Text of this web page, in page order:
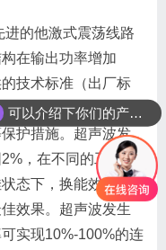
的他激式震荡线路
在输出功率增加
技术标准（出厂标
超声波发
护措施。超声波发
，在不同的工况下
态下，换能效率达
效果。超声波发生
实现10%-100%的连
可以介绍下你们的产品么